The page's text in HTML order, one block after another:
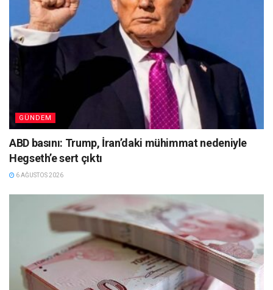
GÜNDEM
ABD basını: Trump, İran’daki mühimmat nedeniyle
Hegseth’e sert çıktı
6 AĞUSTOS 2026